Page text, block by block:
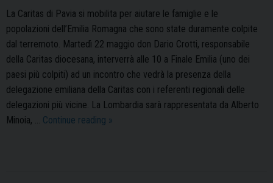
La Caritas di Pavia si mobilita per aiutare le famiglie e le
popolazioni dell’Emilia Romagna che sono state duramente colpite
dal terremoto. Martedì 22 maggio don Dario Crotti, responsabile
della Caritas diocesana, interverrà alle 10 a Finale Emilia (uno dei
paesi più colpiti) ad un incontro che vedrà la presenza della
delegazione emiliana della Caritas con i referenti regionali delle
delegazioni più vicine. La Lombardia sarà rappresentata da Alberto
Minoia, … Continue reading La
»